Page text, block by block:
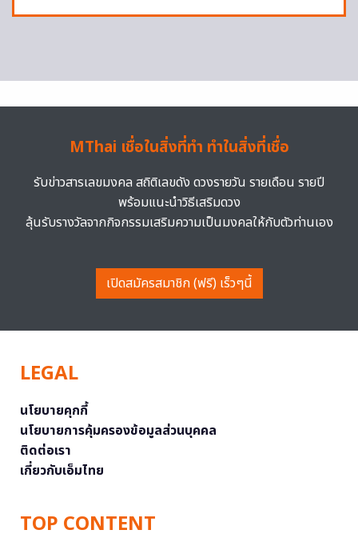
MThai เชื่อในสิ่งที่ทำ ทำในสิ่งที่เชื่อ
รับข่าวสารเลขมงคล สถิติเลขดัง ดวงรายวัน รายเดือน รายปี
พร้อมแนะนำวิธีเสริมดวง
ลุ้นรับรางวัลจากกิจกรรมเสริมความเป็นมงคลให้กับตัวท่านเอง
เปิดสมัครสมาชิก (ฟรี) เร็วๆนี้
LEGAL
นโยบายคุกกี้
นโยบายการคุ้มครองข้อมูลส่วนบุคคล
ติดต่อเรา
เกี่ยวกับเอ็มไทย
TOP CONTENT